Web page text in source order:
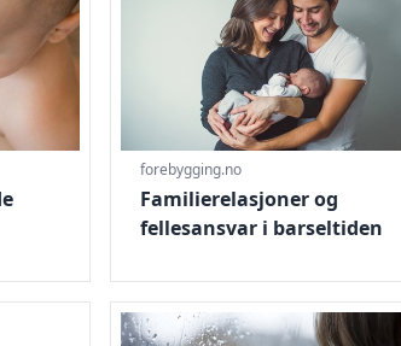
forebygging.no
Familierelasjoner og
fellesansvar i barseltiden
alcohol exposure to help them lead a
trer i kraft fra 2022
Gå til